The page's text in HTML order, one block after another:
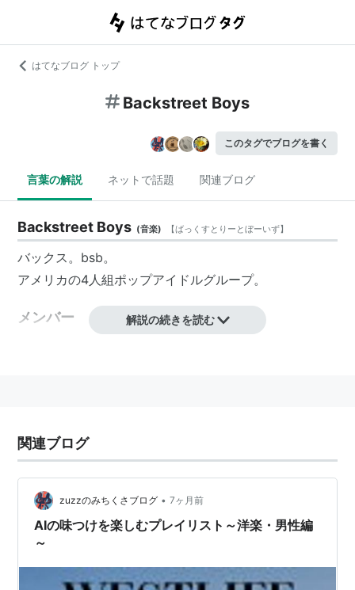
はてなブログ トップ
Backstreet Boys
このタグでブログを書く
言葉の解説 ネットで話題 関連ブログ
Backstreet Boys (音楽) 【ばっくすとりーとぼーいず】
バックス。bsb。
アメリカの4人組ポップアイドルグループ。
メンバー
Nick 1980年1月28日
脱退メンバー
2006年6月23日、Kevin 1971年10月3日 ケンタッキ
ー州レキシントン出身*1
解説の続きを読む
関連ブログ
zuzzのみちくさブログ • 7ヶ月前
AIの味つけを楽しむプレイリスト～洋楽・男性編
～